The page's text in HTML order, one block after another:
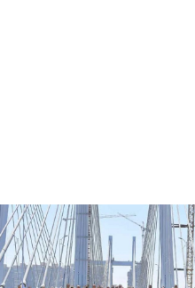
عبد الفتاح السيسي يفتتح محور
الفرج وكوبري تحيا مصر